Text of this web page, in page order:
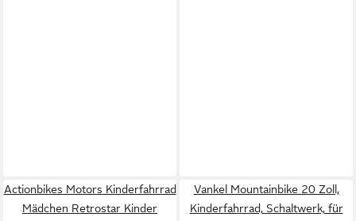
Actionbikes Motors Kinderfahrrad
Mädchen Retrostar Kinder
Vankel Mountainbike 20 Zoll,
Kinderfahrrad, Schaltwerk, für